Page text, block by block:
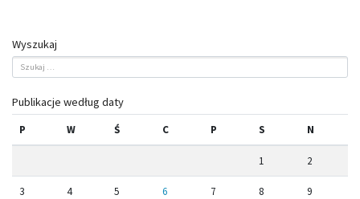
Wyszukaj
Publikacje według daty
P W Ś C P S N
1 2
3 4 5 6 7 8 9